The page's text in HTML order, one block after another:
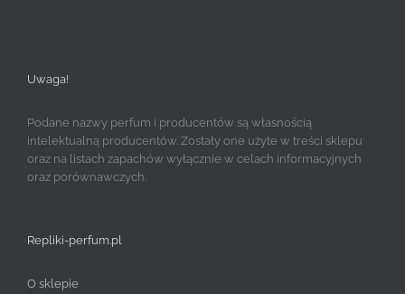
Uwaga!
Podane nazwy perfum i producentów są własnością
intelektualną producentów. Zostały one użyte w treści sklepu
oraz na listach zapachów wyłącznie w celach informacyjnych
oraz porównawczych.
Repliki-perfum.pl
O sklepie